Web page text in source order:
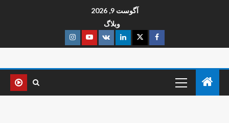
آگوست 9, 2026
وبلاگ